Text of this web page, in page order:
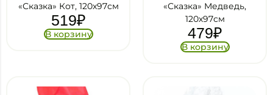
«Сказка» Кот, 120х97см
519₽
В корзину
«Сказка» Медведь,
120х97см
479₽
В корзину